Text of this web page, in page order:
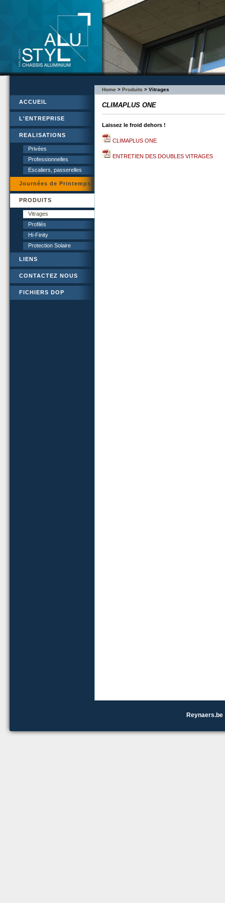
ACCUEIL
L'ENTREPRISE
REALISATIONS
Privées
Professionnelles
Escaliers, passerelles
Journées de Printemps!
PRODUITS
Vitrages
Profilés
Hi-Finity
Protection Solaire
LIENS
CONTACTEZ NOUS
FICHIERS DOP
Home > Produits > Vitrages
CLIMAPLUS ONE
Laissez le froid dehors !
CLIMAPLUS ONE
ENTRETIEN DES DOUBLES VITRAGES
Reynaers.be